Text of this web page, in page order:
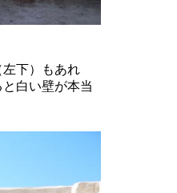
下）もあれ
白い壁が本当